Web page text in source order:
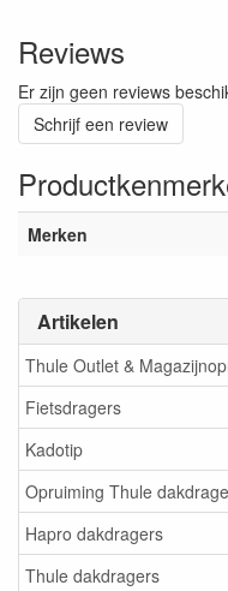
Artikelen
Thule Outlet &
Fietsdragers
Kadotip
Opruiming Thule
Hapro dakdragers
Thule dakdragers
Reviews
Er zijn geen reviews
Schrijf een review
Merken